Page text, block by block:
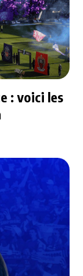
: voici les